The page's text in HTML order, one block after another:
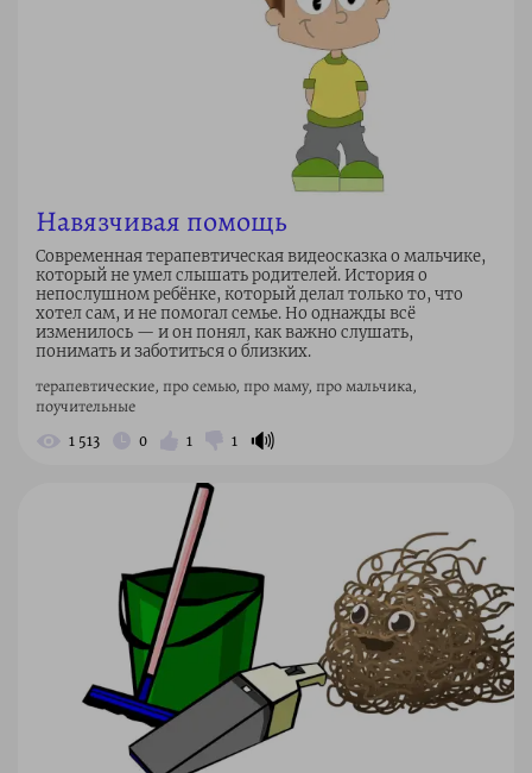
Навязчивая помощь
Современная терапевтическая видеосказка о мальчике,
который не умел слышать родителей. История о
непослушном ребёнке, который делал только то, что
хотел сам, и не помогал семье. Но однажды всё
изменилось — и он понял, как важно слушать,
понимать и заботиться о близких.
терапевтические, про семью, про маму, про мальчика,
поучительные
1 513 0 1 1 🔊